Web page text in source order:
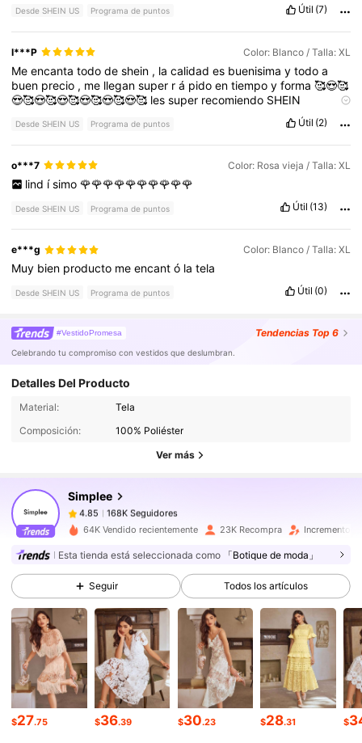
Desde SHEIN US Programa de puntos Útil (7)
I***P Color: Blanco / Talla: XL
Meencantatododeshein , lacalidades buenisimaytodoa
buen precio , me llegansuper rá pidoentiempoyforma🥰😍🥰
😍🥰😍🥰😍🥰😍🥰😍🥰😍🥰 lessuper recomiendo SHEIN
Desde SHEIN US Programa de puntos Útil (2)
o***7 Color: Rosa vieja / Talla: XL
lind ísimo 🌹🌹🌹🌹🌹🌹🌹🌹🌹🌹
Desde SHEIN US Programa de puntos Útil (13)
e***g Color: Blanco / Talla: XL
Muy bien producto meencantó latela
Desde SHEIN US Programa de puntos Útil (0)
#VestidoPromesa Tendencias Top 6
Celebrando tu compromiso con vestidos que deslumbran.
Detalles Del Producto
Material:
Tela
Composición:
100% Poliéster
Ver más
Simplee
4.85
168K Seguidores
j***o pagóHace 1 día
4.85 168K Seguidores
4.85 168K Seguidores
4.85 168K Seguidores
4.85 168K Seguidores
64K Vendido recientemente 23K Recompra Incremento
Esta tienda está seleccionada como 「Botique de moda」
Seguir Todos los artículos
$27.75 $36.39 $30.23 $28.31 $